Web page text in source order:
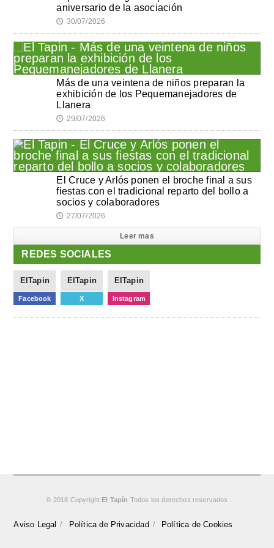
aniversario de la asociación
🕔 30/07/2026
Más de una veintena de niños preparan la
exhibición de los Pequemanejadores de
Llanera
🕔 29/07/2026
El Cruce y Arlós ponen el broche final a sus
fiestas con el tradicional reparto del bollo a
socios y colaboradores
🕔 27/07/2026
Leer mas
REDES SOCIALES
ElTapin
Facebook
ElTapin
X
ElTapin
Instagram
© 2018 Copyright El Tapín Todos los derechos reservados
Aviso Legal Política de Privacidad Política de Cookies